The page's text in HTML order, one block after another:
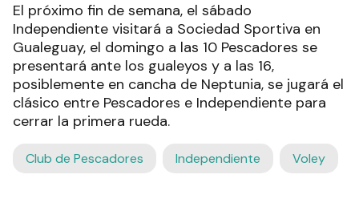
El próximo fin de semana, el sábado
Independiente visitará a Sociedad Sportiva en
Gualeguay, el domingo a las 10 Pescadores se
presentará ante los gualeyos y a las 16,
posiblemente en cancha de Neptunia, se jugará el
clásico entre Pescadores e Independiente para
cerrar la primera rueda.
Club de Pescadores Independiente Voley